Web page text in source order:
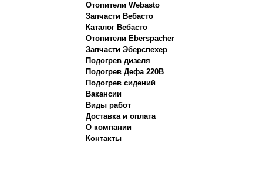
Отопители Webasto
Запчасти Вебасто
Каталог Вебасто
Отопители Eberspacher
Запчасти Эберспехер
Подогрев дизеля
Подогрев Дефа 220В
Подогрев сидений
Вакансии
Виды работ
Доставка и оплата
О компании
Контакты